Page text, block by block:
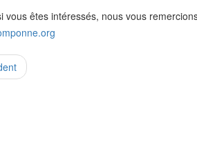
vous êtes intéressés, nous vous